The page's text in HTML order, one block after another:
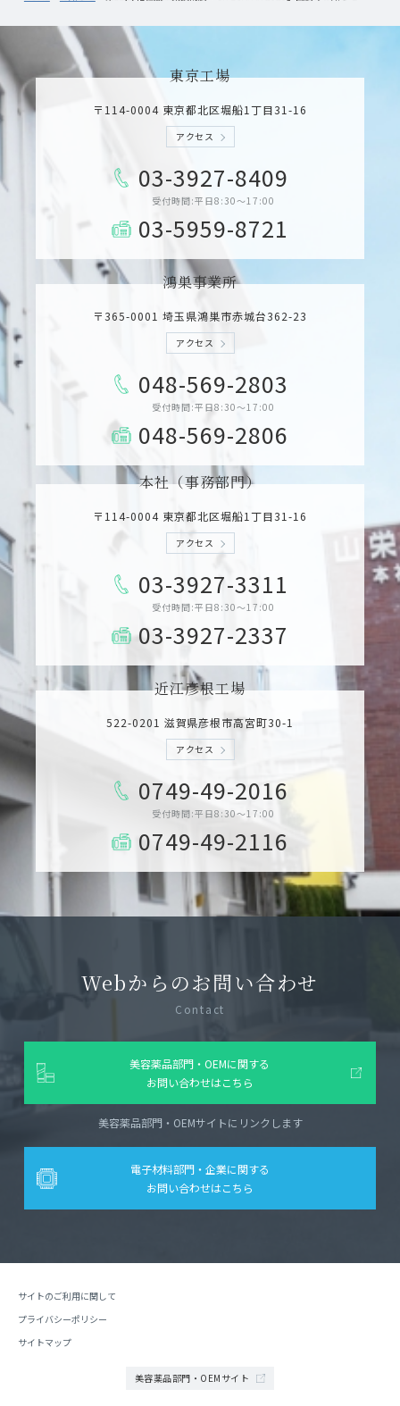
東京工場
〒114-0004 東京都北区堀船1丁目31­-16
アクセス
03-3927-8409
受付時間:平日8:30～17:00
03-5959-8721
鴻巣事業所
〒365-0001 埼玉県鴻巣市赤城台362­-23
アクセス
048-569-2803
受付時間:平日8:30～17:00
048-569-2806
本社（事務部門）
〒114-0004 東京都北区堀船1丁目31­-16
アクセス
03-3927-3311
受付時間:平日8:30～17:00
03-3927-2337
近江彦根工場
522-0201 滋賀県彦根市高宮町30-1
アクセス
0749-49-2016
受付時間:平日8:30～17:00
0749-49-2116
Webからのお問い合わせ
Contact
美容薬品部門・OEMに関する
お問い合わせはこちら
美容薬品部門・OEMサイトにリンクします
電子材料部門・企業に関する
お問い合わせはこちら
サイトのご利用に関して
プライバシーポリシー
サイトマップ
美容薬品部門・OEMサイト